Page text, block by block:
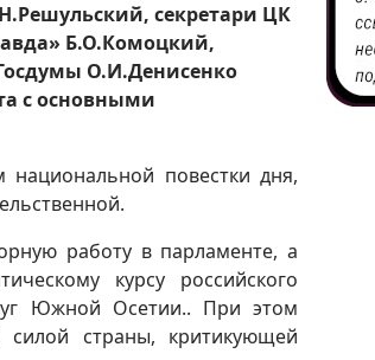
секретари ЦК
Б.О.Комоцкий,
О.И.Денисенко
с основными
повестки дня,
работу в парламенте, а
курсу российского
Южной Осетии.. При этом
страны, критикующей